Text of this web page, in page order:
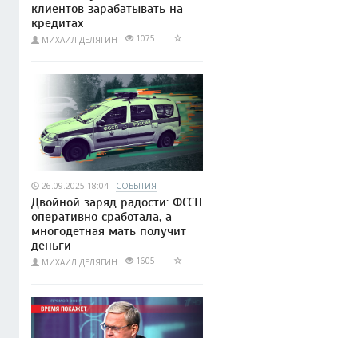
клиентов зарабатывать на
кредитах
МИХАИЛ ДЕЛЯГИН 1075
26.09.2025 18:04 СОБЫТИЯ
Двойной заряд радости: ФССП
оперативно сработала, а
многодетная мать получит
деньги
МИХАИЛ ДЕЛЯГИН 1605